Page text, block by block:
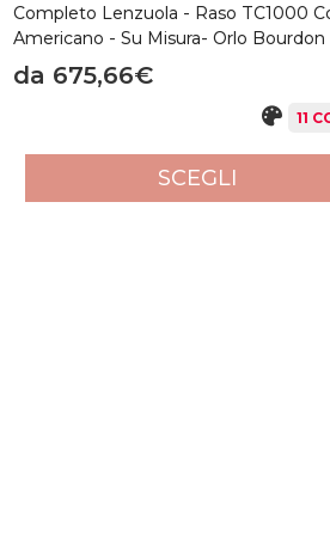
Completo Lenzuola - Raso TC1000
Americano - Su Misura- Orlo Bourdon
da 675,66€
11
SCEGLI